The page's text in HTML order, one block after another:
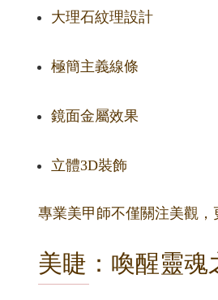
大理石紋理設計
極簡主義線條
鏡面金屬效果
立體3D裝飾
專業美甲師不僅關注美觀
美睫：喚醒靈魂